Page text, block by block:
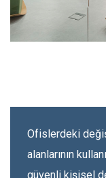
Ofislerdeki
alanlarının
güvenli kişisel